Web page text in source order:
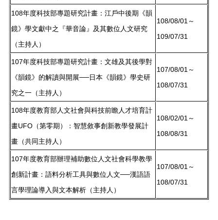
108年度科技部專題研究計畫：江戶中後期《韻
鏡》學文獻中之『華音論』及其數位人文研究
（主持人）
108/08/01～
109/07/31
107年度科技部專題研究計畫：文雄及其後學對
《韻鏡》的解讀與開展──日本《韻鏡》學史研
究之一（主持人）
107/08/01～
108/07/31
108年度教育部人文社會與科技前瞻人才培育計
畫UFO（第零期）：智慧敘事創新教學發展計
畫（共同主持人）
108/02/01～
108/08/31
107年度教育部辦理補助數位人文社會科學教學
創新計畫：語料分析工具與數位人文──漢語語
言學理論導入與文本解析（主持人）
107/08/01～
108/07/31